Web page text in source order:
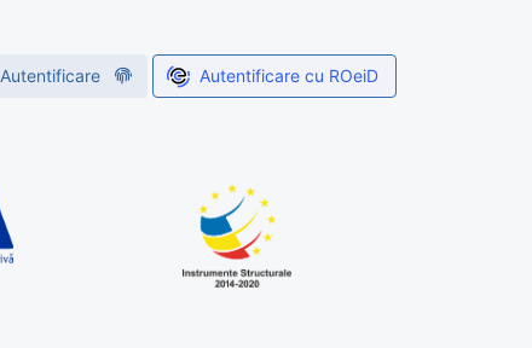
Autentificare Autentificare cu ROeiD